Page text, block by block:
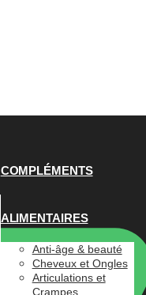
COMPLÉMENTS
ALIMENTAIRES
Anti-âge & beauté
Cheveux et Ongles
Articulations et
Crampes